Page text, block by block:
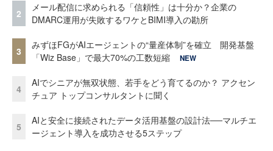
2
メール配信に求められる「信頼性」は十分か？企業の
DMARC運用が失敗するワケとBIMI導入の勘所
3
みずほFGがAIエージェントの“量産体制”を確立 開発基盤
「Wiz Base」で最大70%の工数短縮
NEW
4
AIでシニアが無双状態、若手をどう育てるのか？ アクセン
チュア トップコンサルタントに聞く
5
AIと安全に接続されたデータ活用基盤の設計法──マルチエ
ージェント導入を成功させる5ステップ